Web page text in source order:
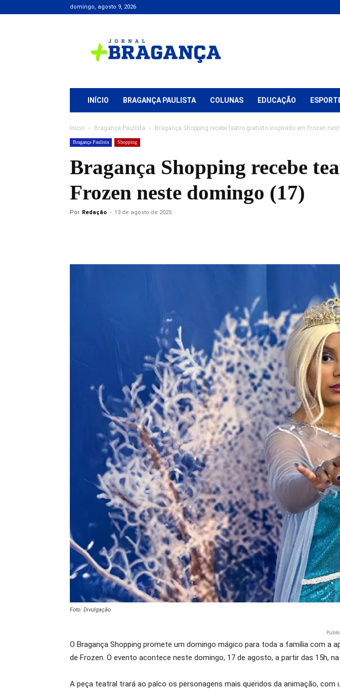
domingo, agosto 9, 2026
+
Bragança
INÍCIO BRAGANÇA PAULISTA COLUNAS EDUCAÇÃO
Início Bragança Paulista Bragança Shopping recebe teatro gratuito inspirado em Frozen
Bragança Paulista Shopping
Bragança Shopping recebe
Frozen neste domingo (17)
Por Redação - 13 de agosto de 2025
Foto: Divulgação
O Bragança Shopping promete um domingo mágico para toda a família com
de Frozen. O evento acontece neste domingo, 17 de agosto, a partir das 15h,
A peça teatral trará ao palco os personagens mais queridos da animação,